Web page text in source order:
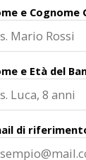
e Cognome
e Età del
di